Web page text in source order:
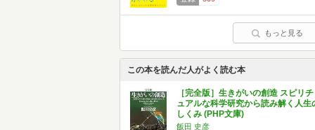
もっと見る
この本を読んだ人がよく読む本
［完全版］生きがいの創造 スピリチ
ュアルな科学研究から読み解く人生
しくみ (PHP文庫)
飯田 史彦